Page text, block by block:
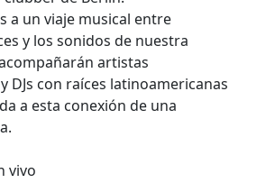
a un viaje musical entre
y los sonidos de nuestra
artistas
DJs con raíces latinoamericanas
a esta conexión de una
vivo